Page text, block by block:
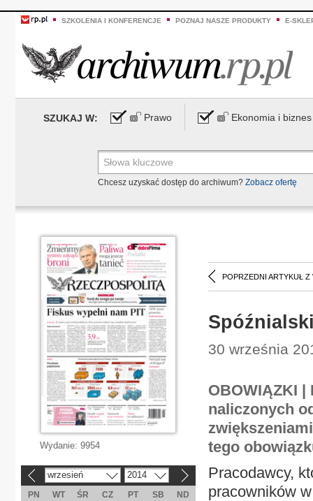
SZKOLENIA I KONFERENCJE POZNAJ NASZE PRODUKTY E-
SZUKAJ W: Prawo Ekonomia i biznes
Chcesz uzyskać dostęp do archiwum? Zobacz ofertę
POPRZEDNI ARTYKUŁ Z
30 września
OBOWIĄZKI
naliczonych
tego
Pracodawcy,
pracowników
Wydanie: 9954
wrzesień 2014
PN WT ŚR CZ PT SB
ND